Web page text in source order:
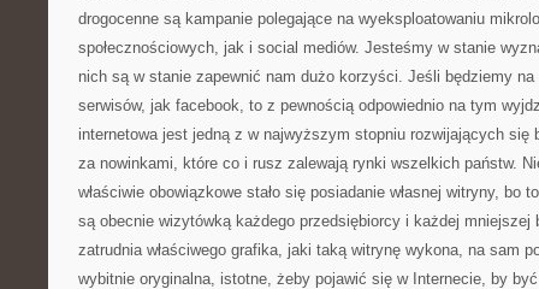
drogocenne są kampanie polegające na wyeksploatowaniu
społecznościowych, jak i social mediów. Jesteśmy w stanie
nich są w stanie zapewnić nam dużo korzyści. Jeśli będziemy
serwisów, jak facebook, to z pewnością odpowiednio na tym
internetowa jest jedną z w najwyższym stopniu rozwijających się
za nowinkami, które co i rusz zalewają rynki wszelkich państw.
właściwie obowiązkowe stało się posiadanie własnej witryny, bo
są obecnie wizytówką każdego przedsiębiorcy i każdej mniejszej
zatrudnia właściwego grafika, jaki taką witrynę wykona, na sam
wybitnie oryginalna, istotne, żeby pojawić się w Internecie, by